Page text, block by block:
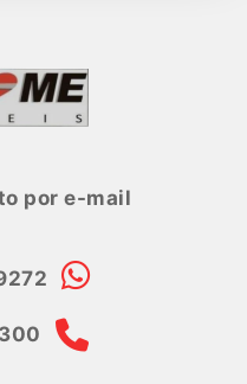
por e-mail